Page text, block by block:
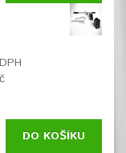
DO KOŠÍKU